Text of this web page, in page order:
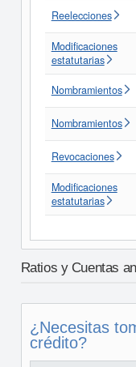
Reelecciones
Modificaciones
estatutarias
Nombramientos
Nombramientos
Revocaciones
Modificaciones
estatutarias
Ratios y Cuentas
¿Necesitas
crédito?